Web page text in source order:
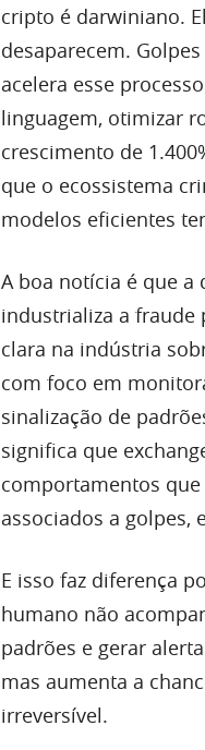
cripto é darwiniano.
desaparecem.
acelera esse
linguagem, otimizar
crescimento de
que o ecossistema
modelos eficientes
A boa notícia é que a
industrializa a fraude
clara na indústria
com foco em
sinalização de
significa que
comportamentos
associados a golpes,
E isso faz diferença
humano não
padrões e gerar
mas aumenta a
irreversível.